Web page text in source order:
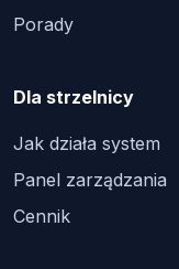
Porady
Dla strzelnicy
Jak działa system
Panel zarządzania
Cennik